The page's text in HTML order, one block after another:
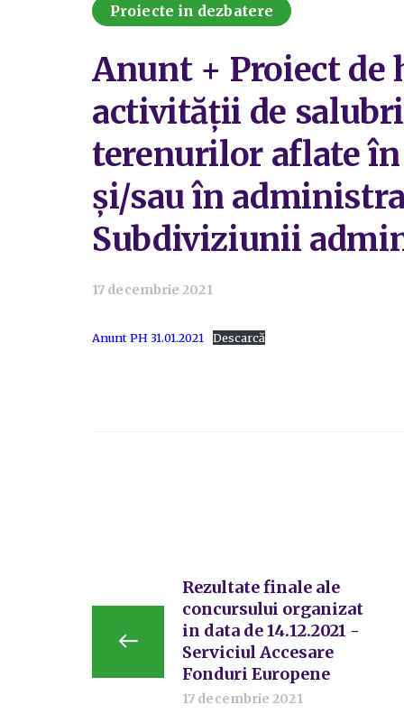
Proiecte in dezbatere
Anunt + Proiect de
activității de
terenurilor aflate
și/sau în
Subdiviziunii
17 decembrie 2021
Anunt PH 31.01.2021 Descarcă
Rezultate finale ale
concursului organizat
in data de 14.12.2021 -
Serviciul Accesare
Fonduri Europene
17 decembrie 2021